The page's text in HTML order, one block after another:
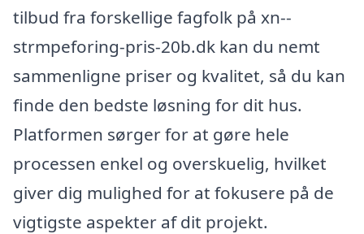
tilbud fra forskellige fagfolk på xn--
strmpeforing-pris-20b.dk kan du nemt
sammenligne priser og kvalitet, så du kan
finde den bedste løsning for dit hus.
Platformen sørger for at gøre hele
processen enkel og overskuelig, hvilket
giver dig mulighed for at fokusere på de
vigtigste aspekter af dit projekt.